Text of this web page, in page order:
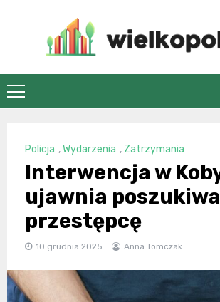
Policja ,Wydarzenia , Zatrzymania
Interwencja w
ujawnia
przestępcę
10 grudnia 2025 Anna Tomczak